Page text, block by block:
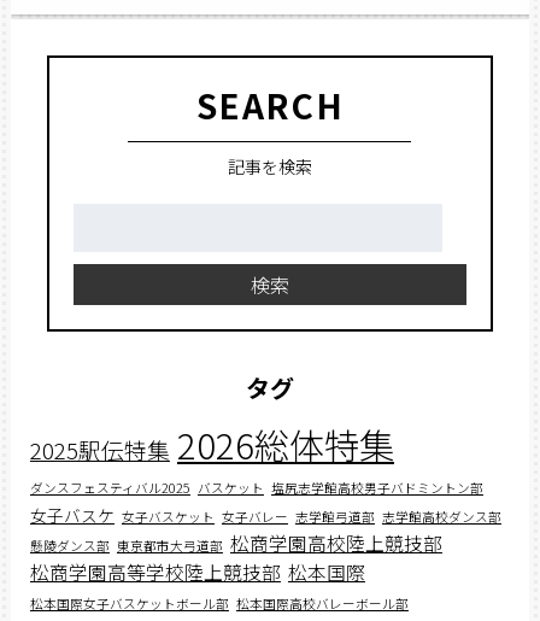
SEARCH
記事を検索
検索
タグ
2025駅伝特集 2026総体特集
ダンスフェスティバル2025 バスケット 塩尻志学館高校男子バドミントン部
女子バスケ 女子バスケット 女子バレー 志学館弓道部 志学館高校ダンス部
懸陵ダンス部 東京都市大弓道部 松商学園高校陸上競技部
松商学園高等学校陸上競技部 松本国際
松本国際女子バスケットボール部 松本国際高校バレーボール部